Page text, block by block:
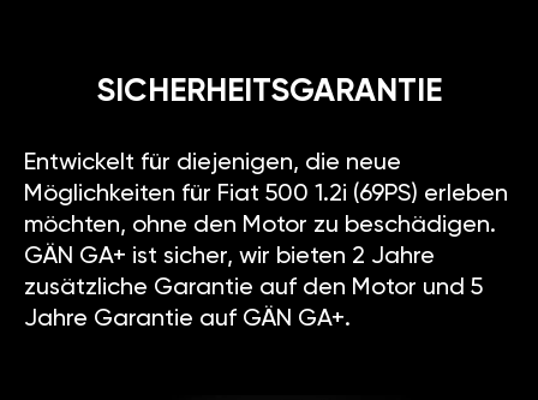
SICHERHEITSGARANTIE
Entwickelt für diejenigen, die neue
Möglichkeiten für Fiat 500 1.2i (69PS) erleben
möchten, ohne den Motor zu beschädigen.
GÄN GA+ ist sicher, wir bieten 2 Jahre
zusätzliche Garantie auf den Motor und 5
Jahre Garantie auf GÄN GA+.